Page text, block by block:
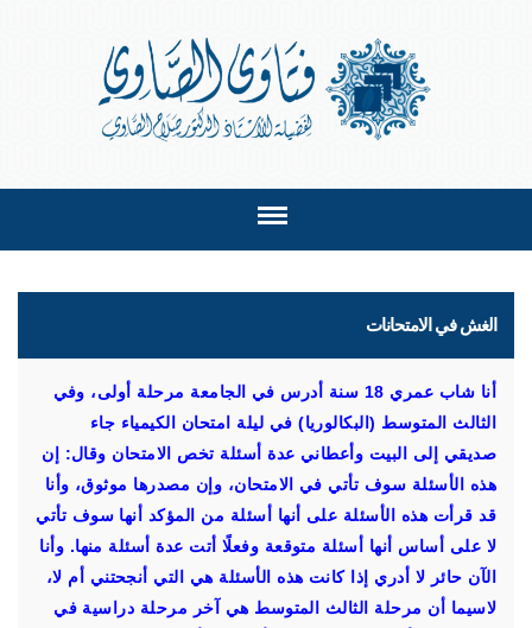
الغش في الامتحانات
أنا شاب عمري 18 سنة أدرس في الجامعة مرحلة أولى، وفي
الثالث المتوسط (البكالوريا) في ليلة امتحان الكيمياء جاء
صديقي إلى البيت وأعطاني عدة أسئلة تخص الامتحان وقال: إن
هذه الأسئلة سوف تأتي في الامتحان، وإن مصدرها موثوق، وأنا
قد قرأت هذه الأسئلة على أنها أسئلة من المؤكد أنها سوف تأتي
لا على أساس أنها أسئلة متوقعة وفعلًا أتت عدة أسئلة منها. وأنا
الآن حائر لا أدري إذا كانت هذه الأسئلة هي التي أنجحتني أم لا،
لاسيما أن مرحلة الثالث المتوسط هي آخر مرحلة دراسية في